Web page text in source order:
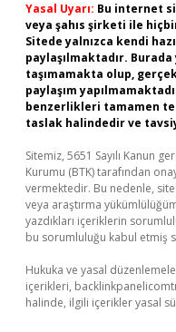
Yasal Uyarı: Bu internet
veya şahıs şirketi ile
Sitede yalnızca kendi
paylaşılmaktadır.
taşımamakta olup,
paylaşım
benzerlikleri tamamen
taslak halindedir ve
Sitemiz, 5651 Sayılı Kanun
Kurumu (BTK) tarafından
vermektedir. Bu nedenle,
veya araştırma
yazdıkları içeriklerin
bu sorumluluğu kabul etmiş
Hukuka ve yasal
içerikleri,
halinde, ilgili içerikler yasal